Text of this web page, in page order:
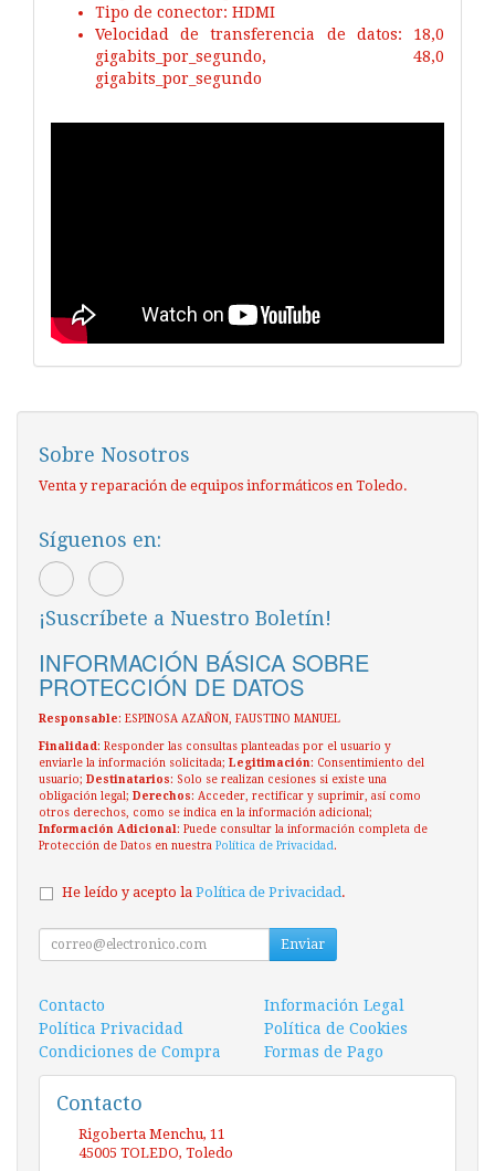
Tipo de conector: HDMI
Velocidad de transferencia de datos: 18,0
gigabits_por_segundo, 48,0
gigabits_por_segundo
Sobre Nosotros
Venta y reparación de equipos informáticos en Toledo.
Síguenos en:
¡Suscríbete a Nuestro Boletín!
INFORMACIÓN BÁSICA SOBRE
PROTECCIÓN DE DATOS
Responsable: ESPINOSA AZAÑON, FAUSTINO MANUEL
Finalidad: Responder las consultas planteadas por el usuario y
enviarle la información solicitada; Legitimación: Consentimiento del
usuario; Destinatarios: Solo se realizan cesiones si existe una
obligación legal; Derechos: Acceder, rectificar y suprimir, así como
otros derechos, como se indica en la información adicional;
Información Adicional : Puede consultar la información completa de
Protección de Datos en nuestra Política de Privacidad .
He leído y acepto la Política de Privacidad .
Enviar
Contacto
Información Legal
Política Privacidad
Política de Cookies
Condiciones de Compra
Formas de Pago
Contacto
Rigoberta Menchu, 11
45005 TOLEDO, Toledo